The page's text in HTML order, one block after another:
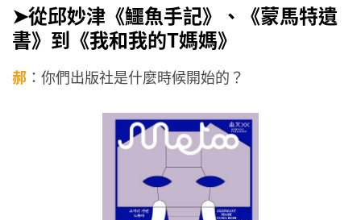
➤從邱妙津《鱷魚手記》、《蒙馬特遺
書》到《我和我的T媽媽》
郝 ：你們出版社是什麼時候開始的？